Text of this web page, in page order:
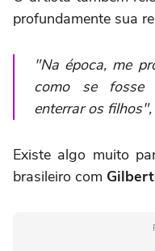
profundamente sua
"Na época, me
como se fosse
enterrar os
Existe algo muito
brasileiro com